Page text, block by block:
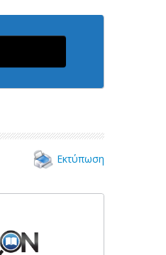
Εκτύπωση